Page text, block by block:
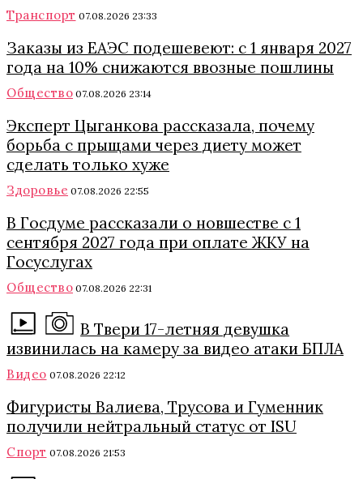
Транспорт 07.08.2026 23:33
Заказы из ЕАЭС подешевеют: с 1 января 2027
года на 10% снижаются ввозные пошлины
Общество 07.08.2026 23:14
Эксперт Цыганкова рассказала, почему
борьба с прыщами через диету может
сделать только хуже
Здоровье 07.08.2026 22:55
В Госдуме рассказали о новшестве с 1
сентября 2027 года при оплате ЖКУ на
Госуслугах
Общество 07.08.2026 22:31
В Твери 17-летняя девушка
извинилась на камеру за видео атаки БПЛА
Видео 07.08.2026 22:12
Фигуристы Валиева, Трусова и Гуменник
получили нейтральный статус от ISU
Спорт 07.08.2026 21:53